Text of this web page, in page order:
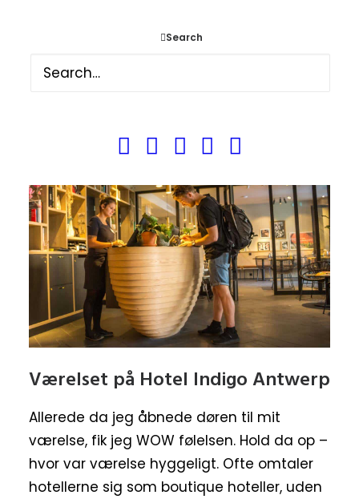
Search
nips. Jeg fornemmer allerede i
Værelset på Hotel Indigo Antwerp
Allerede da jeg åbnede døren til mit
værelse, fik jeg WOW følelsen. Hold da op –
hvor var værelse hyggeligt. Ofte omtaler
hotellerne sig som boutique hoteller, uden